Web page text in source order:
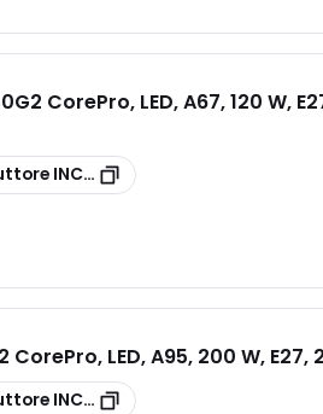
CorePro, LED, A67, 120 W,
INCALED120840G2
CorePro, LED, A95, 200 W,
INCALED200G2